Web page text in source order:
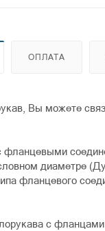
ОПЛАТА
Вы можете
фланцевыми
диаметре
фланцевого
с